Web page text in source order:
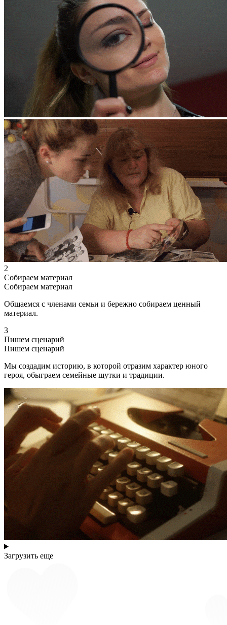
2
Собираем материал
Собираем материал
Общаемся с членами семьи и бережно собираем ценный
материал.
3
Пишем сценарий
Пишем сценарий
Мы создадим историю, в которой отразим характер юного
героя, обыграем семейные шутки и традиции.
Загрузить еще